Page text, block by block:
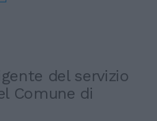
del servizio
Comune di